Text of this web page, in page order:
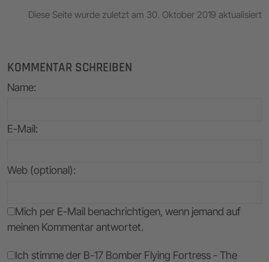
Diese Seite wurde zuletzt am 30. Oktober 2019 aktualisiert
KOMMENTAR SCHREIBEN
Name:
E-Mail:
Web (optional):
Mich per E-Mail benachrichtigen, wenn jemand auf
meinen Kommentar antwortet.
Ich stimme der B-17 Bomber Flying Fortress - The